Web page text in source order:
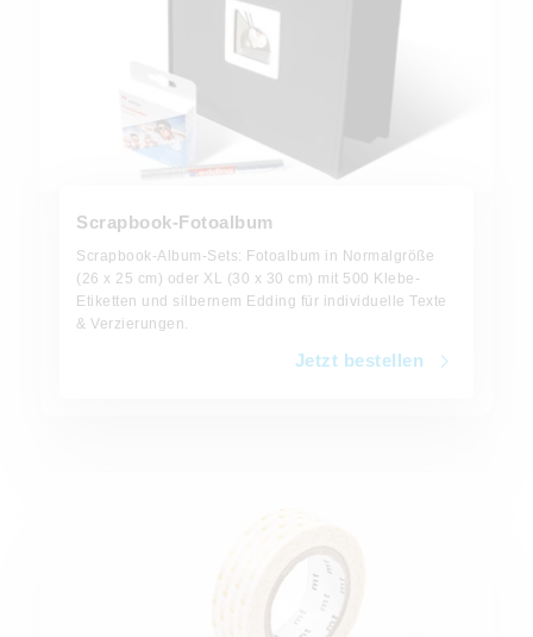
Scrapbook-Fotoalbum
Scrapbook-Album-Sets: Fotoalbum in Normalgröße
(26 x 25 cm) oder XL (30 x 30 cm) mit 500 Klebe-
Etiketten und silbernem Edding für individuelle Texte
& Verzierungen.
Jetzt bestellen